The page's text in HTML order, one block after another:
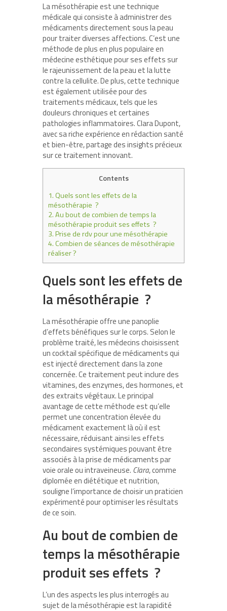
La mésothérapie est une technique
médicale qui consiste à administrer des
médicaments directement sous la peau
pour traiter diverses affections. C’est une
méthode de plus en plus populaire en
médecine esthétique pour ses effets sur
le rajeunissement de la peau et la lutte
contre la cellulite. De plus, cette technique
est également utilisée pour des
traitements médicaux, tels que les
douleurs chroniques et certaines
pathologies inflammatoires. Clara Dupont,
avec sa riche expérience en rédaction santé
et bien-être, partage des insights précieux
sur ce traitement innovant.
Contents
1.Quels sont les effets de la
mésothérapie ?
2.Au bout de combien de temps la
mésothérapie produit ses effets ?
3.Prise de rdv pour une mésothérapie
4.Combien de séances de mésothérapie
réaliser ?
Quels sont les effets de
la mésothérapie ?
La mésothérapie offre une panoplie
d’effets bénéfiques sur le corps. Selon le
problème traité, les médecins choisissent
un cocktail spécifique de médicaments qui
est injecté directement dans la zone
concernée. Ce traitement peut inclure des
vitamines, des enzymes, des hormones, et
des extraits végétaux. Le principal
avantage de cette méthode est qu’elle
permet une concentration élevée du
médicament exactement là où il est
nécessaire, réduisant ainsi les effets
secondaires systémiques pouvant être
associés à la prise de médicaments par
voie orale ou intraveineuse. Clara, comme
diplomée en diététique et nutrition,
souligne l’importance de choisir un praticien
expérimenté pour optimiser les résultats
de ce soin.
Au bout de combien de
temps la mésothérapie
produit ses effets ?
L’un des aspects les plus interrogés au
sujet de la mésothérapie est la rapidité